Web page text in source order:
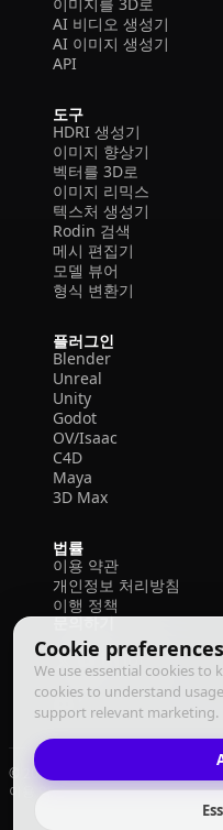
Cookie preferences
We use essential cookies to
cookies to understand
support relevant marketing.
AI 비디오 생성기
AI 이미지 생성기
API
도구
HDRI 생성기
이미지 향상기
벡터를 3D로
이미지 리믹스
텍스처 생성기
Rodin 검색
메시 편집기
모델 뷰어
형식 변환기
플러그인
Blender
Unreal
Unity
Godot
OV/Isaac
C4D
Maya
3D Max
법률
이용 약관
개인정보 처리방침
이행 정책
문의하기
© 2026 Deemos Corporation. 모든
이용 약관개인정보 처리방침이행 정